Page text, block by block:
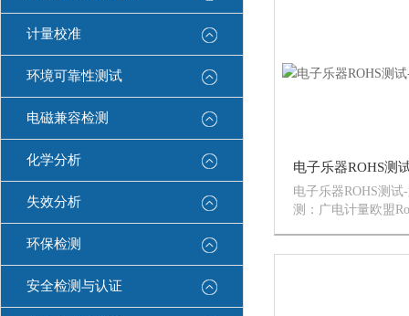
计量校准
环境可靠性测试
电磁兼容检测
化学分析
失效分析
环保检测
安全检测与认证
电子乐器ROHS测
测：广电计量欧盟